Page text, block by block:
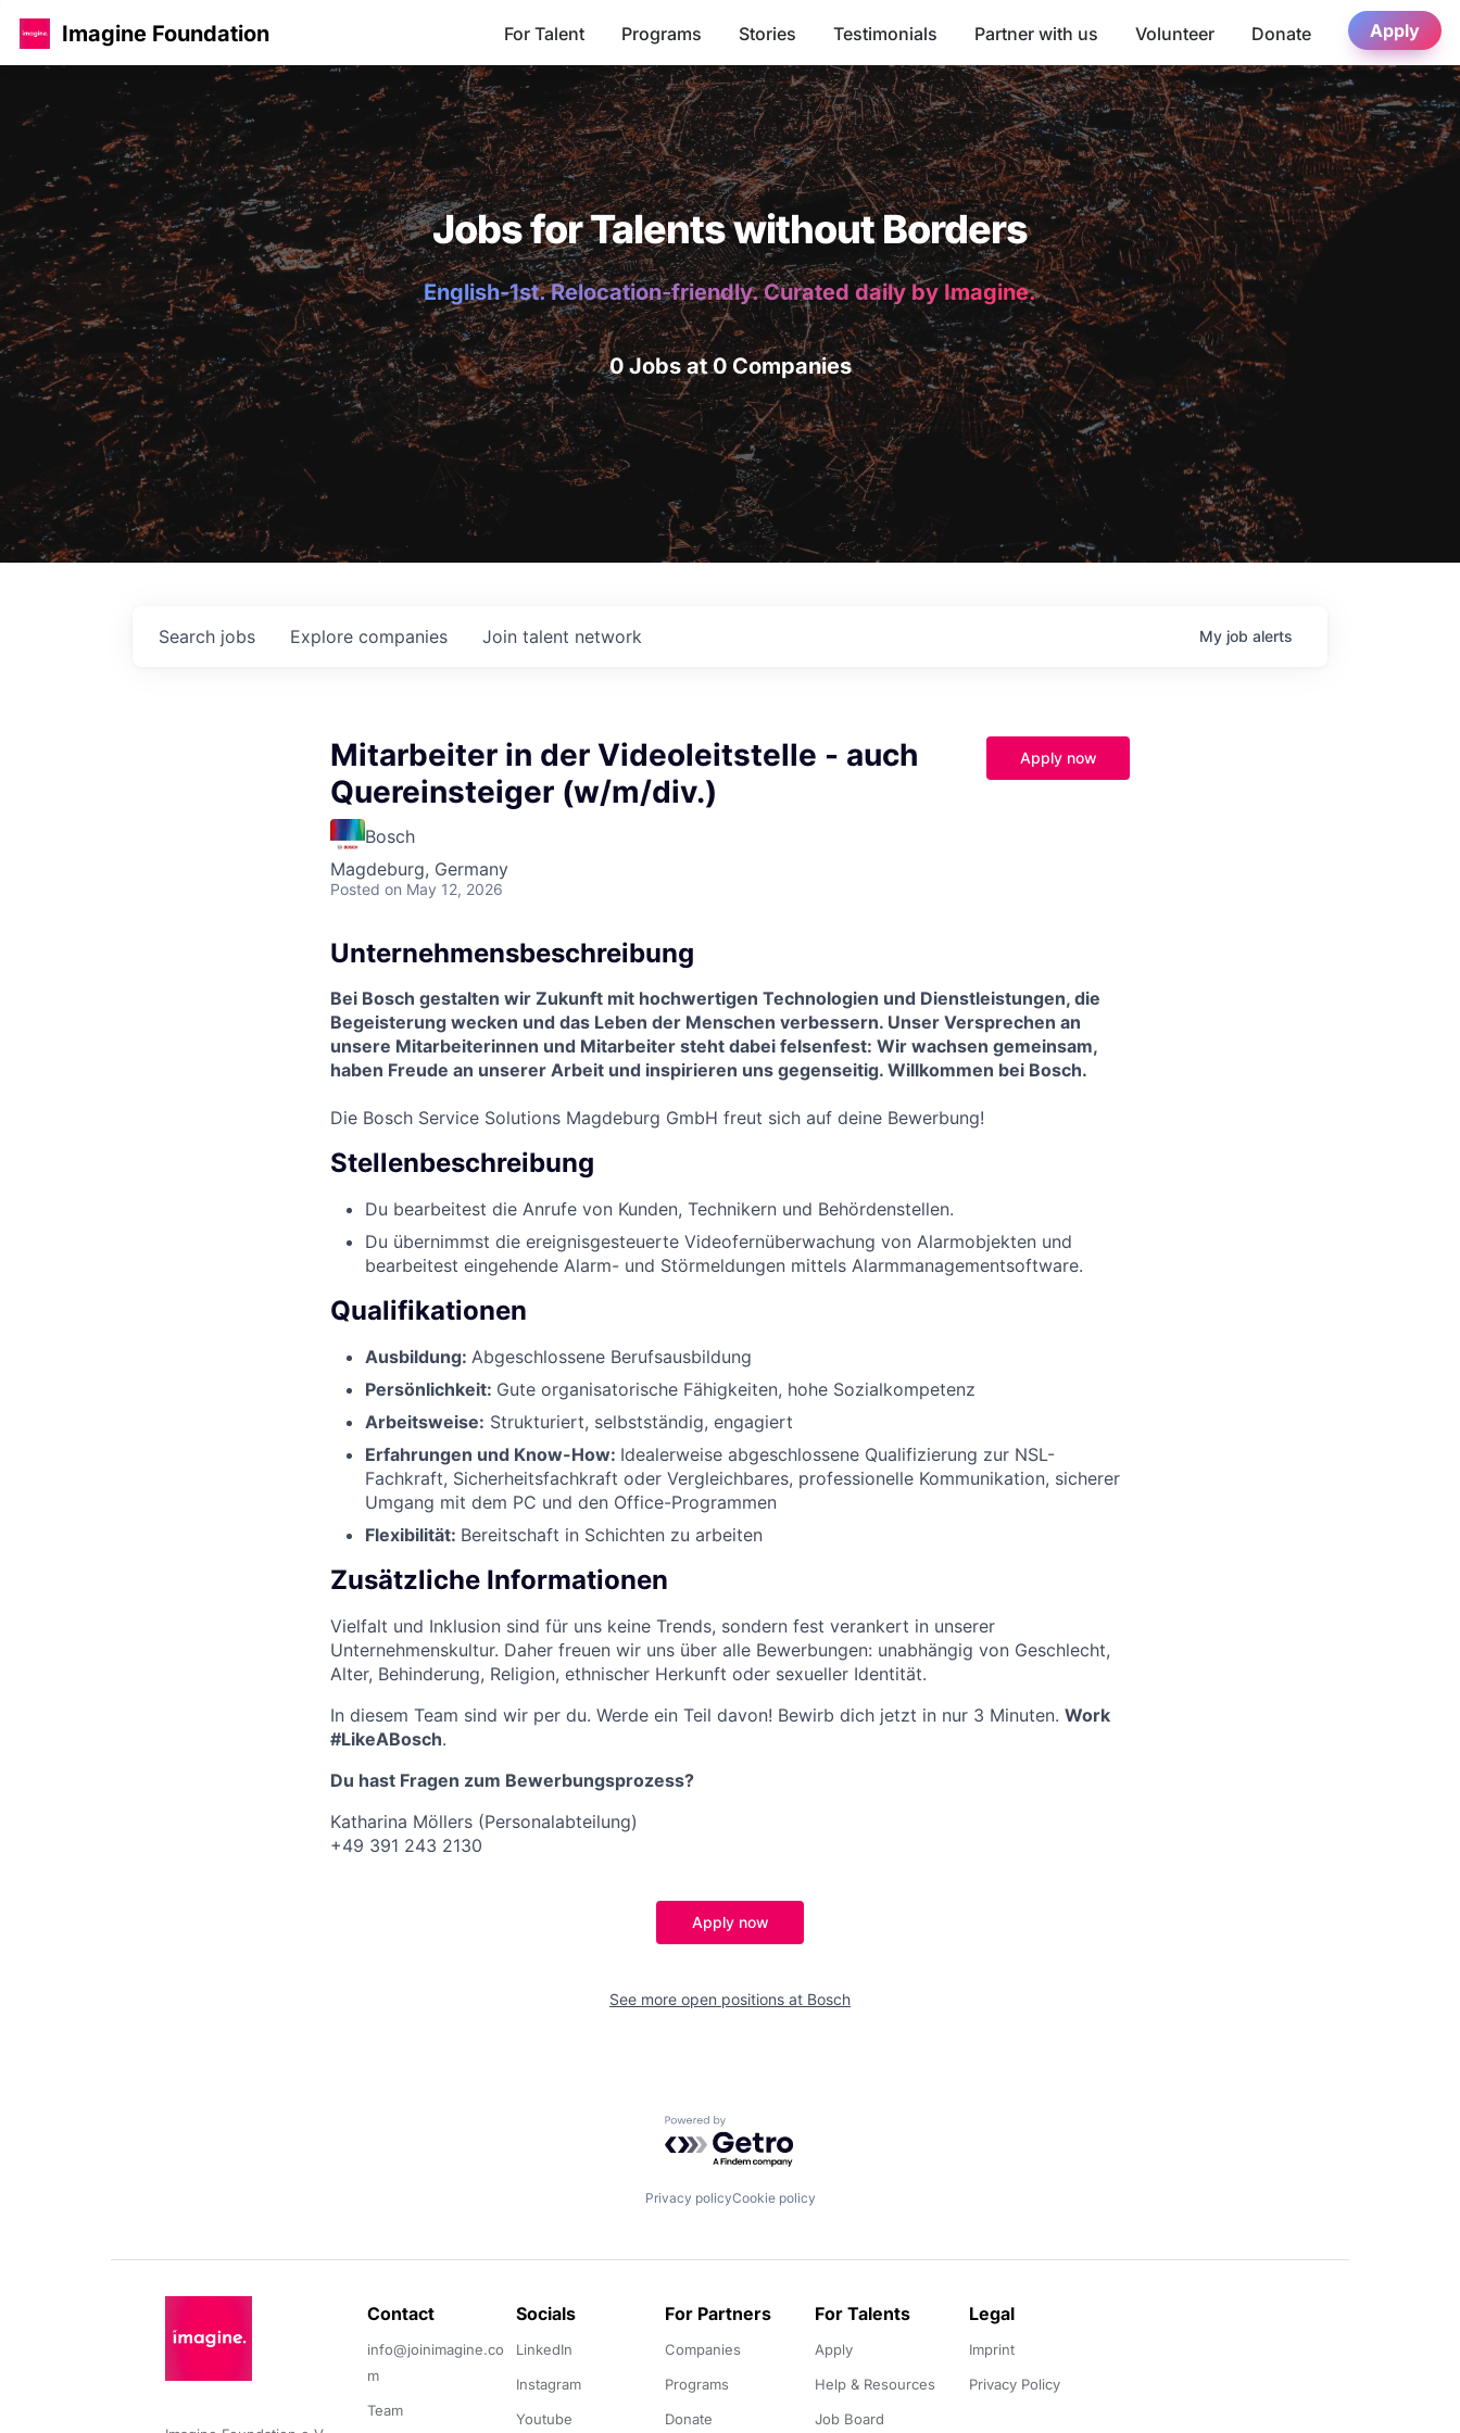
Imagine Foundation For Talent Programs Stories Testimonials Partner with us Volunteer Donate Apply
Jobs for Talents without Borders
English-1st. Relocation-friendly. Curated daily by Imagine.
0 Jobs at 0 Companies
Search jobs Explore companies Join talent network My job alerts
Mitarbeiter in der Videoleitstelle - auch
Quereinsteiger (w/m/div.)
Bosch
Magdeburg, Germany
Posted on May 12, 2026
Apply now
Unternehmensbeschreibung
Bei Bosch gestalten wir Zukunft mit hochwertigen Technologien und Dienstleistungen, die
Begeisterung wecken und das Leben der Menschen verbessern. Unser Versprechen an
unsere Mitarbeiterinnen und Mitarbeiter steht dabei felsenfest: Wir wachsen gemeinsam,
haben Freude an unserer Arbeit und inspirieren uns gegenseitig. Willkommen bei Bosch.
Die Bosch Service Solutions Magdeburg GmbH freut sich auf deine Bewerbung!
Stellenbeschreibung
Du bearbeitest die Anrufe von Kunden, Technikern und Behördenstellen.
Du übernimmst die ereignisgesteuerte Videofernüberwachung von Alarmobjekten und
bearbeitest eingehende Alarm- und Störmeldungen mittels Alarmmanagementsoftware.
Qualifikationen
Ausbildung: Abgeschlossene Berufsausbildung
Persönlichkeit: Gute organisatorische Fähigkeiten, hohe Sozialkompetenz
Arbeitsweise: Strukturiert, selbstständig, engagiert
Erfahrungen und Know-How: Idealerweise abgeschlossene Qualifizierung zur NSL-
Fachkraft, Sicherheitsfachkraft oder Vergleichbares, professionelle Kommunikation, sicherer
Umgang mit dem PC und den Office-Programmen
Flexibilität: Bereitschaft in Schichten zu arbeiten
Zusätzliche Informationen
Vielfalt und Inklusion sind für uns keine Trends, sondern fest verankert in unserer
Unternehmenskultur. Daher freuen wir uns über alle Bewerbungen: unabhängig von Geschlecht,
Alter, Behinderung, Religion, ethnischer Herkunft oder sexueller Identität.
In diesem Team sind wir per du. Werde ein Teil davon! Bewirb dich jetzt in nur 3 Minuten. Work
#LikeABosch.
Du hast Fragen zum Bewerbungsprozess?
Katharina Möllers (Personalabteilung)
+49 391 243 2130
Apply now
See more open positions at Bosch
Powered by Getro.com
Privacy policyCookie policy
Contact
info@joinimagine.co
m
Team
Socials
LinkedIn
Instagram
Youtube
For Partners
Companies
Programs
Donate
For Talents
Apply
Help & Resources
Job Board
Legal
Imprint
Privacy Policy